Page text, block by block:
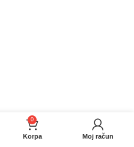
0
Korpa Moj račun